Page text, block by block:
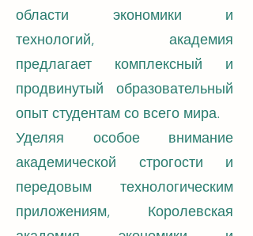
области экономики и
технологий, академия
предлагает комплексный и
продвинутый образовательный
опыт студентам со всего мира.
Уделяя особое внимание
академической строгости и
передовым технологическим
приложениям, Королевская